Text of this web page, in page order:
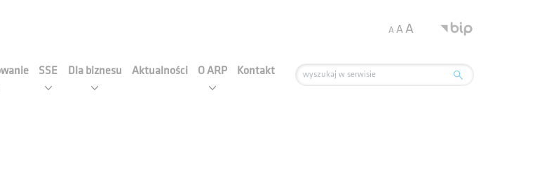
SSE Dla biznesu Aktualności O ARP Kontakt
AAA